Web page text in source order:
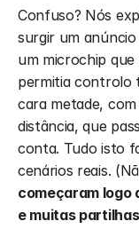
Confuso? Nós
surgir um
um microchip que
permitia controlo
cara metade,
distância, que
conta. Tudo isto
cenários reais.
começaram logo
e muitas